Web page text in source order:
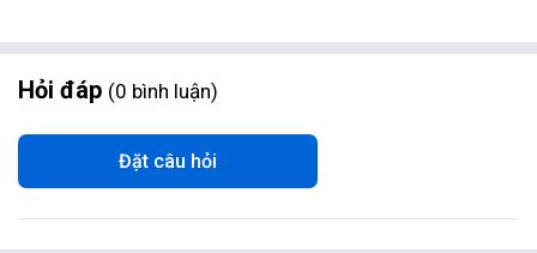
Hỏi đáp 0 bình luận
Đặt câu hỏi